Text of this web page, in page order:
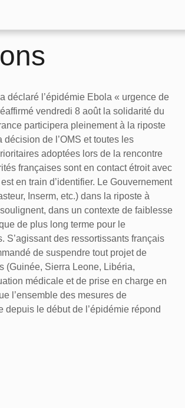
déclaré l’épidémie Ebola « urgence de
vendredi 8 août la solidarité du
participera pleinement à la riposte
de l’OMS et toutes les
adoptées lors de la rencontre
françaises sont en contact étroit avec
en train d’identifier. Le Gouvernement
Inserm, etc.) dans la riposte à
dans un contexte de faiblesse
de plus long terme pour le
S’agissant des ressortissants français
de suspendre tout projet de
(Guinée, Sierra Leone, Libéria,
médicale et de prise en charge en
l’ensemble des mesures de
le début de l’épidémie répond